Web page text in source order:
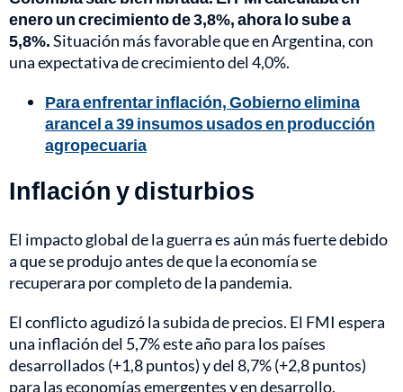
enero un crecimiento de 3,8%, ahora lo sube a
5,8%.Situación más favorable que en Argentina, con
una expectativa de crecimiento del 4,0%.
Para enfrentar inflación, Gobierno elimina
arancel a 39 insumos usados en producción
agropecuaria
Inflación y disturbios
El impacto global de la guerra es aún más fuerte debido
a que se produjo antes de que la economía se
recuperara por completo de la pandemia.
El conflicto agudizó la subida de precios. El FMI espera
una inflación del 5,7% este año para los países
desarrollados (+1,8 puntos) y del 8,7% (+2,8 puntos)
para las economías emergentes y en desarrollo.